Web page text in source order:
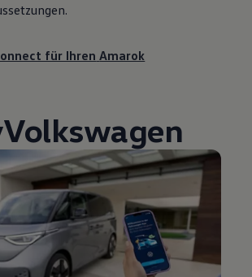
für Ihren Amarok